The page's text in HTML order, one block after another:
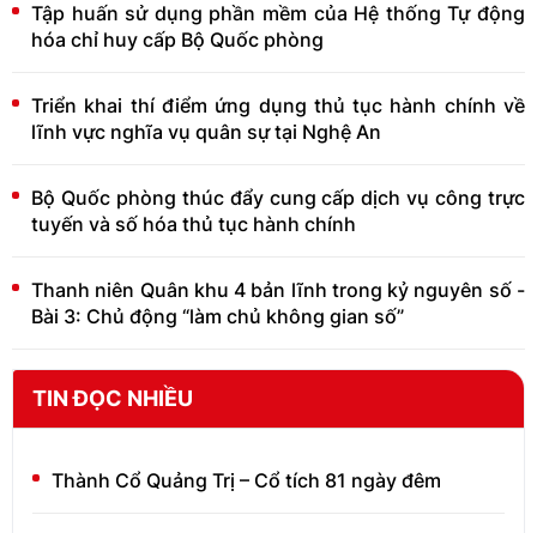
Tập huấn sử dụng phần mềm của Hệ thống Tự động
hóa chỉ huy cấp Bộ Quốc phòng
Triển khai thí điểm ứng dụng thủ tục hành chính về
lĩnh vực nghĩa vụ quân sự tại Nghệ An
Bộ Quốc phòng thúc đẩy cung cấp dịch vụ công trực
tuyến và số hóa thủ tục hành chính
Thanh niên Quân khu 4 bản lĩnh trong kỷ nguyên số -
Bài 3: Chủ động “làm chủ không gian số”
TIN ĐỌC NHIỀU
Thành Cổ Quảng Trị – Cổ tích 81 ngày đêm